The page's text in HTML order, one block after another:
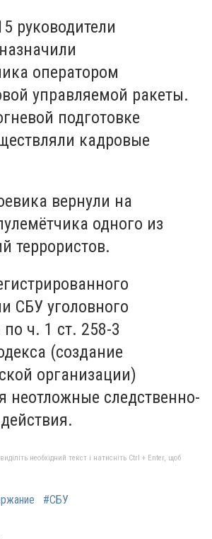
руководители
оператором
управляемой ракеты.
подготовке
кадровые
вернули на
одного из
террористов.
СБУ уголовного
по ч. 1 ст. 258-3
(создание
организации)
неотложные следственно-
необхідний текст і натисніть Ctrl + Enter, щоб
#СБУ